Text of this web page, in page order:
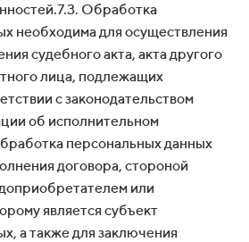
Обработка
необходима для осуществления
судебного акта, акта другого
лица, подлежащих
с законодательством
об исполнительном
персональных данных
договора, стороной
или
является субъект
а также для заключения